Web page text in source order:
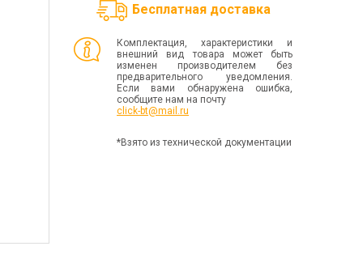
Бесплатная доставка
Комплектация, характеристики и
внешний вид товара может быть
изменен производителем без
предварительного уведомления.
Если вами обнаружена ошибка,
сообщите нам на почту
click-bt@mail.ru
*Взято из технической документации